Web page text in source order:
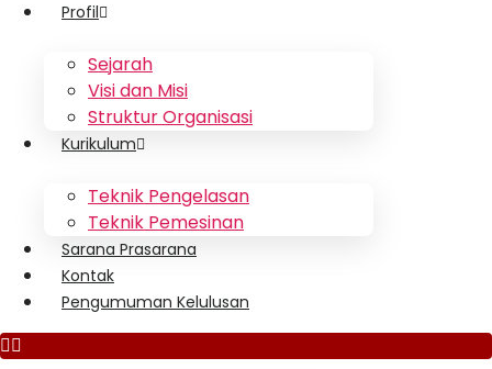
Profil
Sejarah
Visi dan Misi
Struktur Organisasi
Kurikulum
Teknik Pengelasan
Teknik Pemesinan
Sarana Prasarana
Kontak
Pengumuman Kelulusan